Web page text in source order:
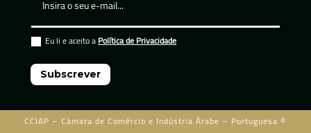
Eu li e aceito aPolítica de Privacidade
Subscrever
CCIAP – Câmara de Comércio e Indústria Árabe – Portuguesa ©